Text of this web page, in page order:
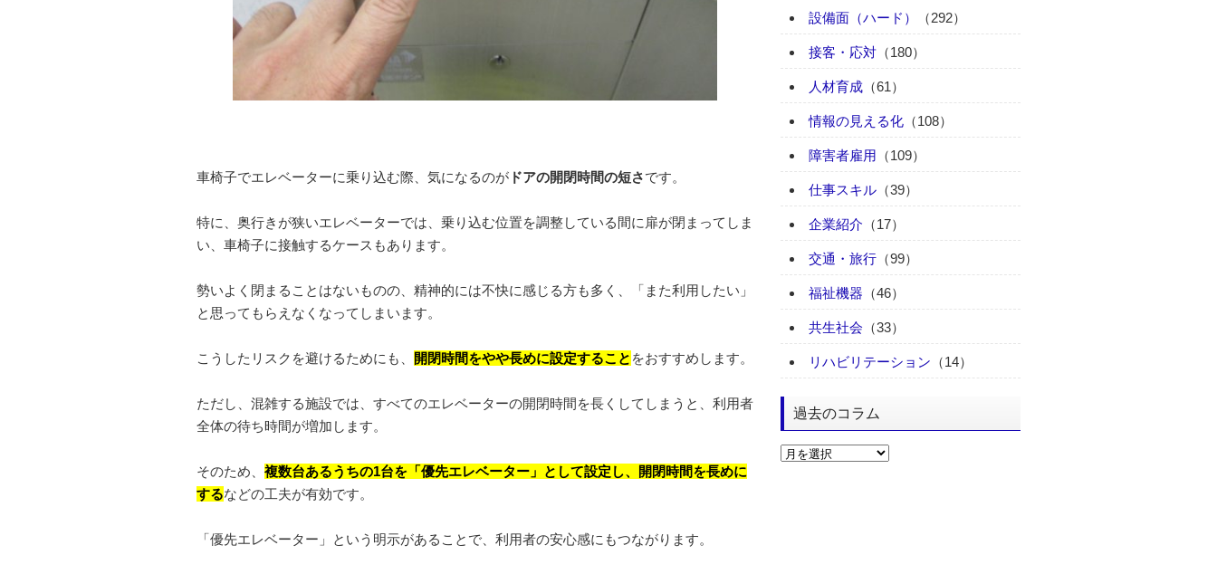
車椅子でエレベーターに乗り込む際、気になるのが ドアの開閉時間の短さです。
特に、奥行きが狭いエレベーターでは、乗り込む位置を調整している間に扉が閉まってしま
い、車椅子に接触するケースもあります。
勢いよく閉まることはないものの、精神的には不快に感じる方も多く、「また利用したい」
と思ってもらえなくなってしまいます。
こうしたリスクを避けるためにも、 開閉時間をやや長めに設定すること をおすすめします。
ただし、混雑する施設では、すべてのエレベーターの開閉時間を長くしてしまうと、利用者
全体の待ち時間が増加します。
そのため、 複数台あるうちの1台を「優先エレベーター」として設定し、開閉時間を長めに
するなどの工夫が有効です。
「優先エレベーター」という明示があることで、利用者の安心感にもつながります。
設備面（ハード） （292）
接客・応対 （180）
人材育成 （61）
情報の見える化 （108）
障害者雇用 （109）
仕事スキル （39）
企業紹介 （17）
交通・旅行 （99）
福祉機器 （46）
共生社会 （33）
リハビリテーション （14）
過去のコラム